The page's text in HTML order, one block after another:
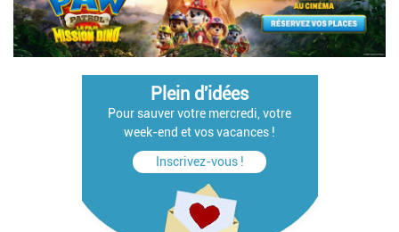
Plein d'idées
Pour sauver votre mercredi, votre
week-end et vos vacances !
Inscrivez-vous !